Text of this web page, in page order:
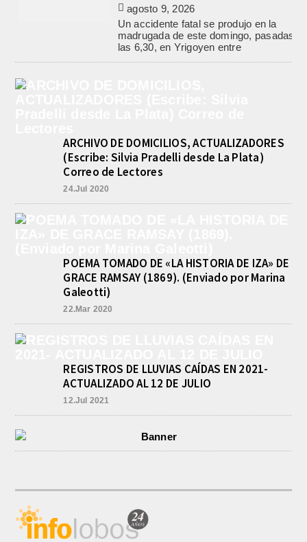
agosto 9, 2026
Un accidente fatal se produjo en la
madrugada de este domingo, pasadas
las 6,30, en Yrigoyen entre
agosto 9, 2026
En el marco de la causa iniciada ayer
por Tenencia de Estupefacientes para
comercialización con dos detenidos,
VALENTINA. TRIUNFO Y
agosto 9, 2026
Valentina Luna ganó hoy la general
de Damas del Gran Premio Ciudad de
ARCHIVO DE DOMICILIOS, ACTUALIZADORES
(Escribe: Silvia Pradelli desde La Plata)
Correo de Lectores
24.Jul 2020
POEMA TOMADO DE «LA HISTORIA DE IZA» DE
GRACE RAMSAY (1869). (Enviado por Marina
Galeotti)
22.Mar 2020
REGISTROS DE LLUVIAS CAÍDAS EN 2021-
ACTUALIZADO AL 12 DE JULIO
12.Jul 2021